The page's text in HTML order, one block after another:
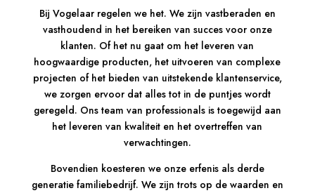
Bij Vogelaar regelen we het. We zijn vastberaden en
vasthoudend in het bereiken van succes voor onze
klanten. Of het nu gaat om het leveren van
hoogwaardige producten, het uitvoeren van complexe
projecten of het bieden van uitstekende klantenservice,
we zorgen ervoor dat alles tot in de puntjes wordt
geregeld. Ons team van professionals is toegewijd aan
het leveren van kwaliteit en het overtreffen van
verwachtingen.
Bovendien koesteren we onze erfenis als derde
generatie familiebedrijf. We zijn trots op de waarden en